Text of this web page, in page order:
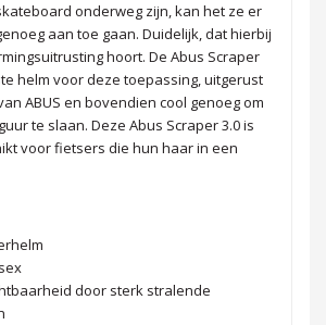
onderweg zijn, kan het ze er
aan toe gaan. Duidelijk, dat hierbij
hoort. De Abus Scraper
helm voor deze toepassing, uitgerust
ABUS en bovendien cool genoeg om
te slaan. Deze Abus Scraper 3.0 is
voor fietsers die hun haar in een
door sterk stralende